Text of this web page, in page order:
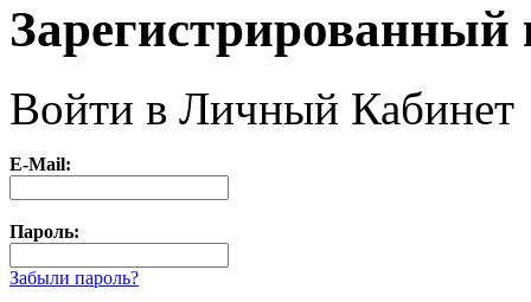
Зарегистрированный
Войти в Личный Кабинет
E-Mail:
Пароль:
Забыли пароль?